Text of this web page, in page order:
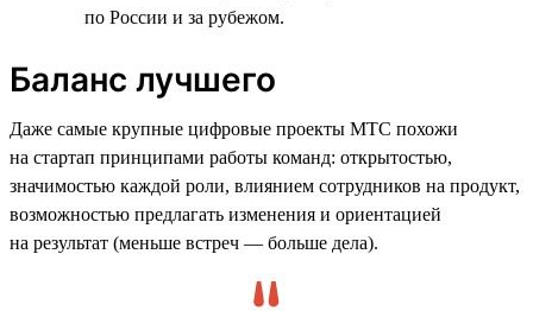
по России и за рубежом.
Баланс лучшего
Даже самые крупные цифровые проекты МТС похожи
на стартап принципами работы команд: открытостью,
значимостью каждой роли, влиянием сотрудников на продукт,
возможностью предлагать изменения и ориентацией
на результат (меньше встреч — больше дела).